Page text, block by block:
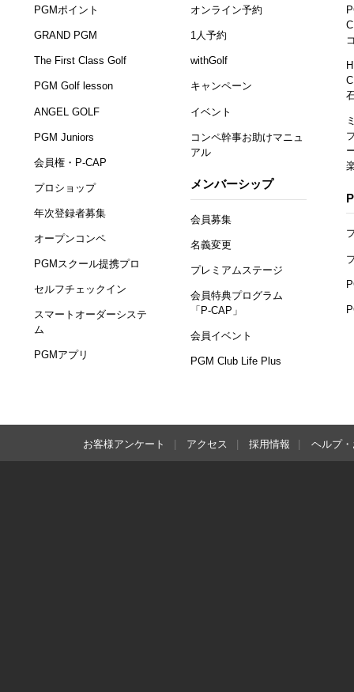
PGMポイント
GRAND PGM
The First Class Golf
PGM Golf lesson
ANGEL GOLF
PGM Juniors
会員権・P-CAP
プロショップ
年次登録者募集
オープンコンペ
PGMスクール提携プロ
セルフチェックイン
スマートオーダーシステ
ム
PGMアプリ
オンライン予約
1人予約
withGolf
キャンペーン
イベント
コンペ幹事お助けマニュ
アル
メンバーシップ
会員募集
名義変更
プレミアムステージ
会員特典プログラム
「P-CAP」
会員イベント
PGM Club Life Plus
お客様アンケート アクセス 採用情報 ヘルプ